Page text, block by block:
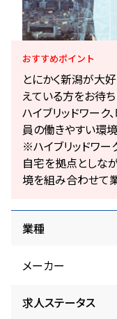
おすすめポイント
とにかく新潟が大
えている方をお待ち
ハイブリッドワー
員の働きやすい環
※ハイブリッドワー
自宅を拠点としなが
境を組み合わせて
業種
メーカー
求人ステータス